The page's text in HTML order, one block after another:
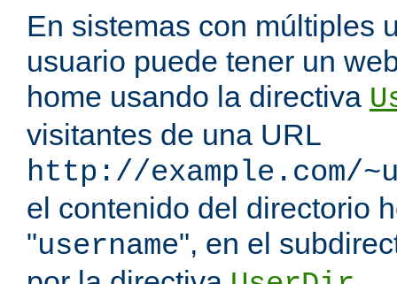
En sistemas con múltiples
usuario puede tener un
home usando la directiva
visitantes de una URL
http://example.com/
el contenido del directorio
"username", en el